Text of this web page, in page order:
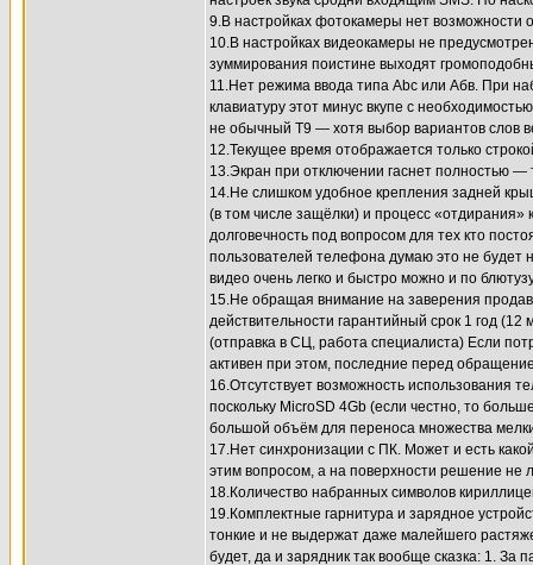
9.В настройках фотокамеры нет возможности
10.В настройках видеокамеры не
зуммирования поистине выходят
11.Нет режима ввода типа Abc или Абв. При
клавиатуру этот минус вкупе с
не обычный T9 — хотя выбор вариантов слов
12.Текущее время отображается только
13.Экран при отключении гаснет полностью
14.Не слишком удобное крепления задней
(в том числе защёлки) и процесс
долговечность под вопросом для тех кто
пользователей телефона думаю это не будет
видео очень легко и быстро можно и по
15.Не обращая внимание на заверения
действительности гарантийный срок 1 год
(отправка в СЦ, работа специалиста) Если
активен при этом, последние перед
16.Отсутствует возможность использования
поскольку MicroSD 4Gb (если честно, то
большой объём для переноса множества
17.Нет синхронизации с ПК. Может и есть
этим вопросом, а на поверхности решение не
18.Количество набранных символов
19.Комплектные гарнитура и зарядное
тонкие и не выдержат даже малейшего
будет, да и зарядник так вообще сказка: 1. За